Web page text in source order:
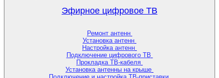
Эфирное цифровое ТВ
Ремонт антенн
Установка антенн
Настройка антенн
Подключение цифрового ТВ
Прокладка ТВ-кабеля
Установка антенны на крыше